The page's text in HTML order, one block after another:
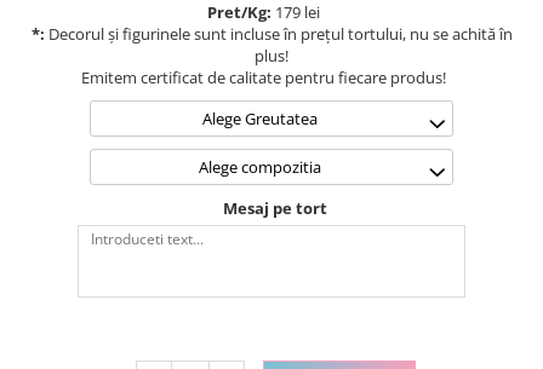
Pret/Kg: 179 lei
*: Decorul și figurinele sunt incluse în prețul tortului, nu se achită în
plus!
Emitem certificat de calitate pentru fiecare produs!
Alege Greutatea
Alege compozitia
Mesaj pe tort